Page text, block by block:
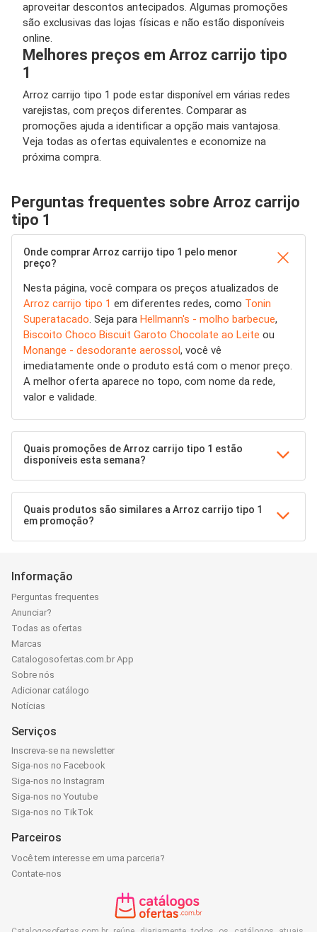
aproveitar descontos antecipados. Algumas promoções
são exclusivas das lojas físicas e não estão disponíveis
online.
Melhores preços em Arroz carrijo tipo
1
Arroz carrijo tipo 1 pode estar disponível em várias redes
varejistas, com preços diferentes. Comparar as
promoções ajuda a identificar a opção mais vantajosa.
Veja todas as ofertas equivalentes e economize na
próxima compra.
Perguntas frequentes sobre Arroz carrijo
tipo 1
Onde comprar Arroz carrijo tipo 1 pelo menor
preço?
Nesta página, você compara os preços atualizados de
Arroz carrijo tipo 1 em diferentes redes, como Tonin
Superatacado. Seja para Hellmann's - molho barbecue,
Biscoito Choco Biscuit Garoto Chocolate ao Leite ou
Monange - desodorante aerossol, você vê
imediatamente onde o produto está com o menor preço.
A melhor oferta aparece no topo, com nome da rede,
valor e validade.
Quais promoções de Arroz carrijo tipo 1 estão
disponíveis esta semana?
Quais produtos são similares a Arroz carrijo tipo 1
em promoção?
Informação
Perguntas frequentes
Anunciar?
Todas as ofertas
Marcas
Catalogosofertas.com.br App
Sobre nós
Adicionar catálogo
Notícias
Serviços
Inscreva-se na newsletter
Siga-nos no Facebook
Siga-nos no Instagram
Siga-nos no Youtube
Siga-nos no TikTok
Parceiros
Você tem interesse em uma parceria?
Contate-nos